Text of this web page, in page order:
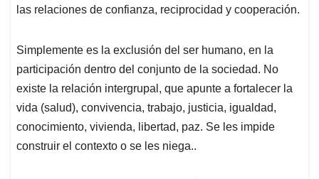
las relaciones de confianza, reciprocidad y cooperación.
Simplemente es la exclusión del ser humano, en la
participación dentro del conjunto de la sociedad. No
existe la relación intergrupal, que apunte a fortalecer la
vida (salud), convivencia, trabajo, justicia, igualdad,
conocimiento, vivienda, libertad, paz. Se les impide
construir el contexto o se les niega..